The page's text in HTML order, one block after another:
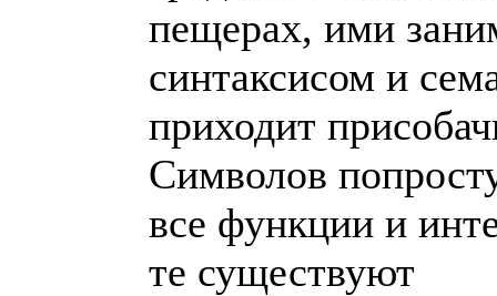
пещерах, ими
синтаксисом и
приходит
Символов
все функции и
те существуют